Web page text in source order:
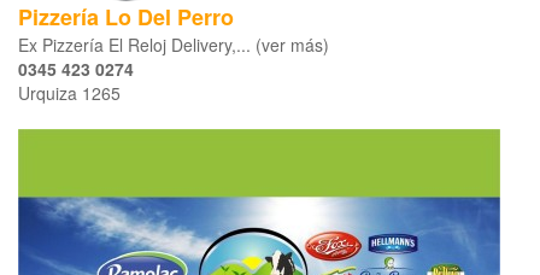
Pizzería Lo Del Perro
Ex Pizzería El Reloj Delivery,... (ver más)
0345 423 0274
Urquiza 1265